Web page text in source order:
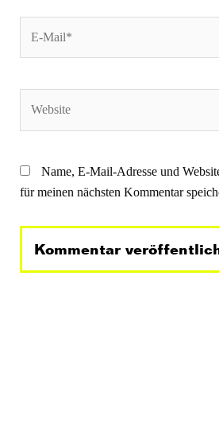
Mail*
Name, E-Mail-Adresse und
für meinen nächsten Kommentar